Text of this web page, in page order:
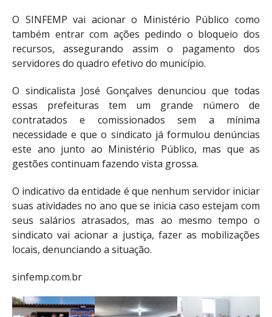
O SINFEMP vai acionar o Ministério Público como
também entrar com ações pedindo o bloqueio dos
recursos, assegurando assim o pagamento dos
servidores do quadro efetivo do município.
O sindicalista José Gonçalves denunciou que todas
essas prefeituras tem um grande número de
contratados e comissionados sem a mínima
necessidade e que o sindicato já formulou denúncias
este ano junto ao Ministério Público, mas que as
gestões continuam fazendo vista grossa.
O indicativo da entidade é que nenhum servidor iniciar
suas atividades no ano que se inicia caso estejam com
seus salários atrasados, mas ao mesmo tempo o
sindicato vai acionar a justiça, fazer as mobilizações
locais, denunciando a situação.
sinfemp.com.br